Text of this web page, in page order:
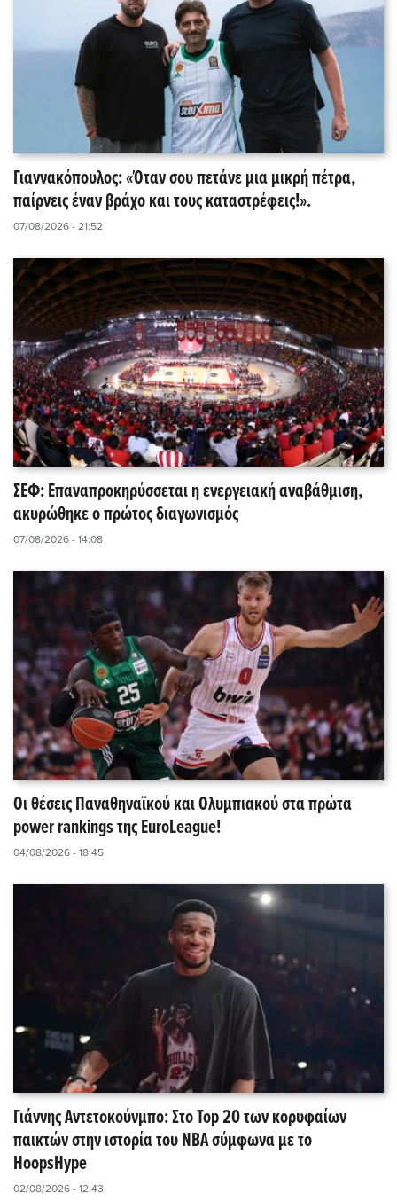
Γιαννακόπουλος: «Όταν σου πετάνε μια μικρή πέτρα,
παίρνεις έναν βράχο και τους καταστρέφεις!».
07/08/2026 - 21:52
ΣΕΦ: Επαναπροκηρύσσεται η ενεργειακή αναβάθμιση,
ακυρώθηκε ο πρώτος διαγωνισμός
07/08/2026 - 14:08
Οι θέσεις Παναθηναϊκού και Ολυμπιακού στα πρώτα
power rankings της EuroLeague!
04/08/2026 - 18:45
Γιάννης Αντετοκούνμπο: Στο Top 20 των κορυφαίων
παικτών στην ιστορία του NBA σύμφωνα με το
HoopsHype
02/08/2026 - 12:43